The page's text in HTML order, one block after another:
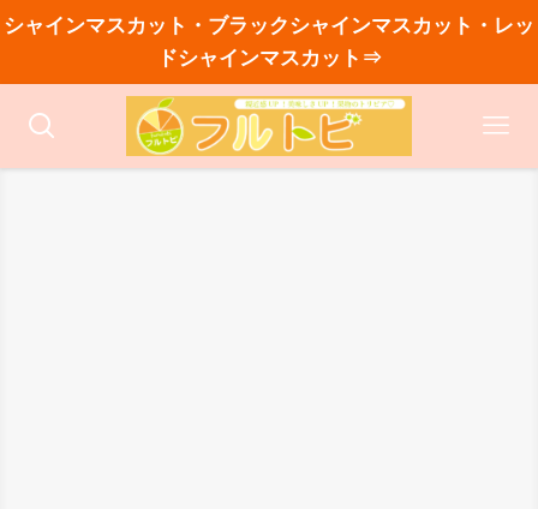
シャインマスカット・ブラックシャインマスカット・レッ
ドシャインマスカット⇒